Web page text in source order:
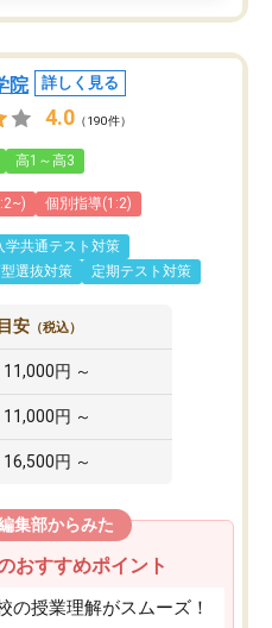
院 詳しく見る
4.0 （190件）
高1～高3
個別指導(1:2)
学共通テスト対策
選抜対策
定期テスト対策
安 （税込）
11,000円 ～
11,000円 ～
16,500円 ～
集部からみた
おすすめポイント
の授業理解がスムーズ！